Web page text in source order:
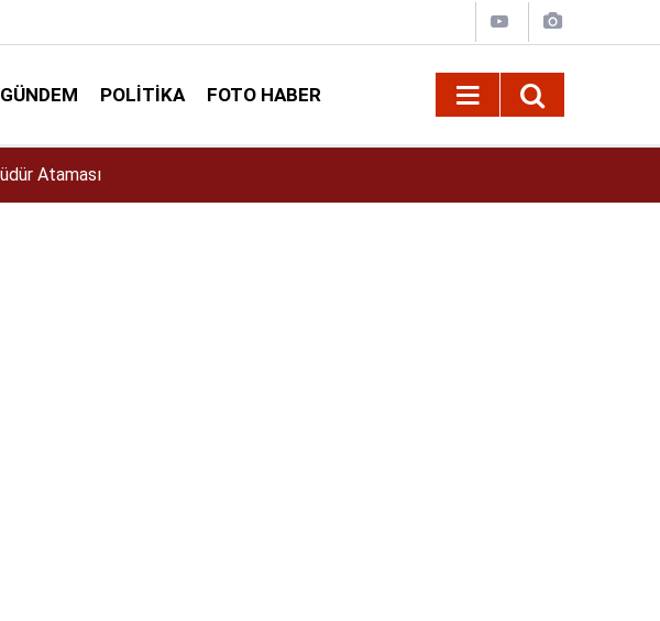
GÜNDEM POLITIKA FOTO HABER